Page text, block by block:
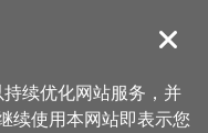
導覽关闭
续优化网站服务，并
续使用本网站即表示您